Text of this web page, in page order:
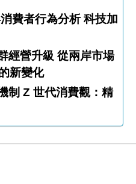
者行為分析 科技加
從兩岸市場
新變化
：精